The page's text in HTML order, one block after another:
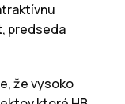
, predseda
že vysoko